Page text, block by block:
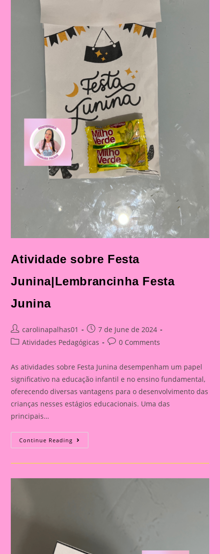
Atividade sobre Festa
Junina|Lembrancinha Festa
Junina
Post
author:
carolinapalhas01
Post
published:
7 de June de 2024
PostAtividades Pedagógicas
Post0 Comments
As atividades sobre Festa Junina desempenham um papel
significativo na educação infantil e no ensino fundamental,
oferecendo diversas vantagens para o desenvolvimento das
crianças nesses estágios educacionais. Uma das
principais…
Continue Reading Atividade
Sobre